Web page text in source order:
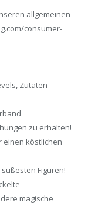
allgemeinen
consumer-
Zutaten
zu erhalten!
einen köstlichen
Figuren!
magische